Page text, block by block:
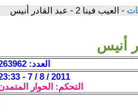
- العيب فينا 2 - عبد القادر أنيس
العدد: 263962
2011 / 8 / 7 - 23:33
التحكم: الحوار